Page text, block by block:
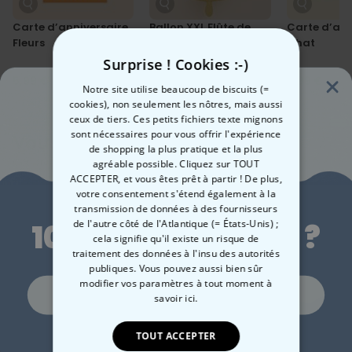
Carte d’anniversaire
Fleurs
Ballon XXL Flûte de
Anniversaire
Carte
Chat
Vous avez vu ?
Ces produits pourraient aussi vous intéresser
Surprise ! Cookies :-)
Notre site utilise beaucoup de biscuits (=
cookies), non seulement les nôtres, mais aussi
ceux de tiers. Ces petits fichiers texte mignons
sont nécessaires pour vous offrir l'expérience
de shopping la plus pratique et la plus
agréable possible. Cliquez sur TOUT
ACCEPTER, et vous êtes prêt à partir ! De plus,
votre consentement s'étend également à la
transmission de données à des fournisseurs
de l'autre côté de l'Atlantique (= États-Unis) ;
cela signifie qu'il existe un risque de
traitement des données à l'insu des autorités
publiques. Vous pouvez aussi bien sûr
modifier vos paramètres à tout momentà
savoir ici.
TOUT ACCEPTER
Envie de
10 % de réduction ?
Oui, volontiers !
Non merci, je n'aime pas les réductions